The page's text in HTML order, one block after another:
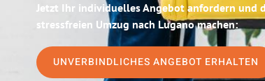
Jetzt Ihr individuelles Angebot anfordern und
stressfreien Umzug nach Lugano machen:
UNVERBINDLICHES ANGEBOT ERHALTEN